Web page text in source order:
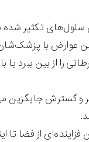
سلول‌های تکثیر
عوارض با
را از بین ببرد
و گسترش جایگزین
از فضا